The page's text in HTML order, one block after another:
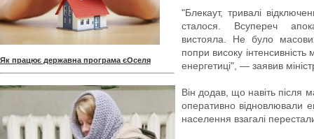
Як працює державна програма єОселя
"Блекаут, тривалі
сталося. Всупереч
вистояла. Не було
попри високу
енергетиці", — заявив
Він додав, що навіть після
оперативно відновлювали
населення взагалі